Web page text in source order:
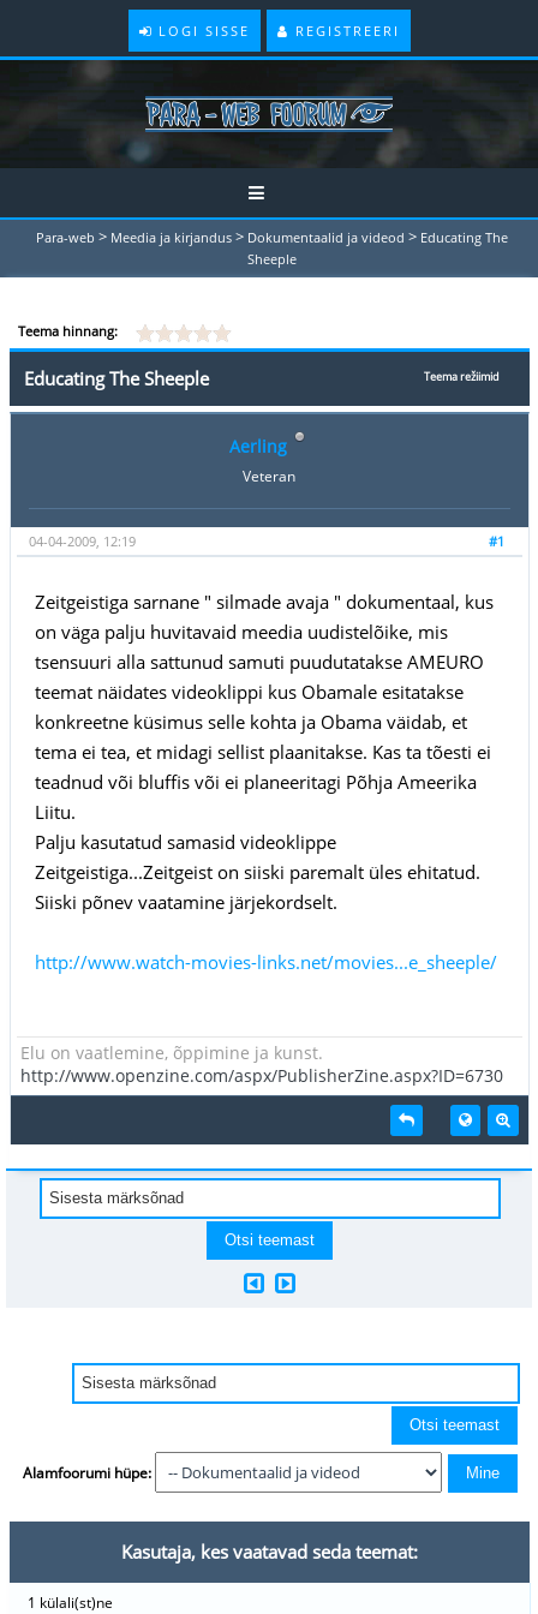
LOGI SISSE REGISTREERI
Para-web > Meedia ja kirjandus > Dokumentaalid ja videod > Educating The
Sheeple
Teema hinnang:
Teema režiimid
Educating The Sheeple
Aerling
Veteran
#1
04-04-2009, 12:19
Zeitgeistiga sarnane " silmade avaja " dokumentaal, kus
on väga palju huvitavaid meedia uudistelõike, mis
tsensuuri alla sattunud samuti puudutatakse AMEURO
teemat näidates videoklippi kus Obamale esitatakse
konkreetne küsimus selle kohta ja Obama väidab, et
tema ei tea, et midagi sellist plaanitakse. Kas ta tõesti ei
teadnud või bluffis või ei planeeritagi Põhja Ameerika
Liitu.
Palju kasutatud samasid videoklippe
Zeitgeistiga...Zeitgeist on siiski paremalt üles ehitatud.
Siiski põnev vaatamine järjekordselt.
http://www.watch-movies-links.net/movies...e_sheeple/
Elu on vaatlemine, õppimine ja kunst.
http://www.openzine.com/aspx/PublisherZine.aspx?ID=6730
Alamfoorumi hüpe:
Kasutaja, kes vaatavad seda teemat:
1 külali(st)ne